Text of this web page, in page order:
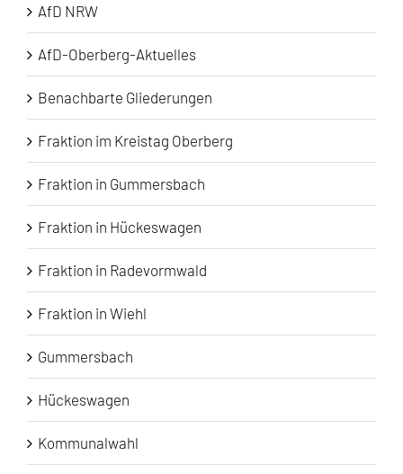
AfD NRW
AfD-Oberberg-Aktuelles
Benachbarte Gliederungen
Fraktion im Kreistag Oberberg
Fraktion in Gummersbach
Fraktion in Hückeswagen
Fraktion in Radevormwald
Fraktion in Wiehl
Gummersbach
Hückeswagen
Kommunalwahl